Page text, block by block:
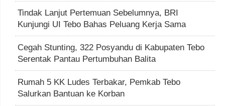
Tindak Lanjut Pertemuan Sebelumnya, BRI
Kunjungi UI Tebo Bahas Peluang Kerja Sama
Cegah Stunting, 322 Posyandu di Kabupaten Tebo
Serentak Pantau Pertumbuhan Balita
Rumah 5 KK Ludes Terbakar, Pemkab Tebo
Salurkan Bantuan ke Korban